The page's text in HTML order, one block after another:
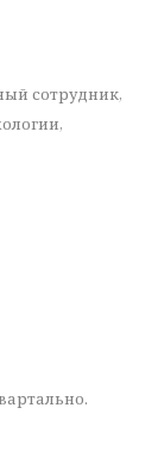
сотрудник,